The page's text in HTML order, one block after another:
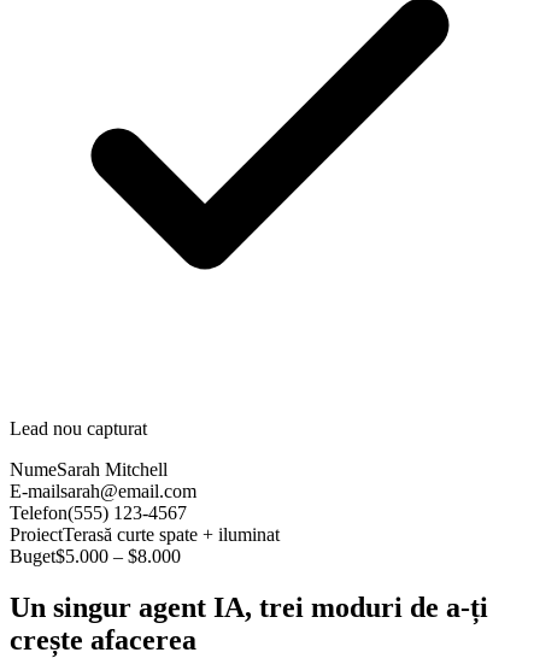
Lead nou capturat
NumeSarah Mitchell
E-mailsarah@email.com
Telefon(555) 123-4567
ProiectTerasă curte spate + iluminat
Buget$5.000 – $8.000
Un singur agent IA, trei moduri de a-ți
crește afacerea